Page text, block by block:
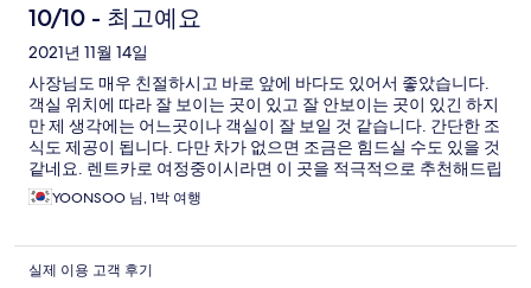
10/10 - 최고예요
2021년 11월 14일
사장님도 매우 친절하시고 바로 앞에 바다도 있어서 좋았습니다.
객실 위치에 따라 잘 보이는 곳이 있고 잘 안보이는 곳이 있긴 하지
만 제 생각에는 어느곳이나 객실이 잘 보일 것 같습니다. 간단한 조
식도 제공이 됩니다. 다만 차가 없으면 조금은 힘드실 수도 있을 것
같네요. 렌트카로 여정중이시라면 이 곳을 적극적으로 추천해드립
니다!YOONSOO 님, 1박 여행
실제 이용 고객 후기